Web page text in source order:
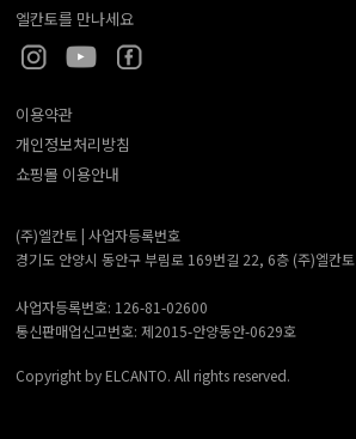
엘칸토를 만나세요
이용약관
개인정보처리방침
쇼핑몰 이용안내
(주)엘칸토 | 사업자등록번호
경기도 안양시 동안구 부림로 169번길 22, 6층 (주)엘칸토
사업자등록번호: 126-81-02600
통신판매업신고번호: 제2015-안양동안-0629호
Copyright by ELCANTO. All rights reserved.